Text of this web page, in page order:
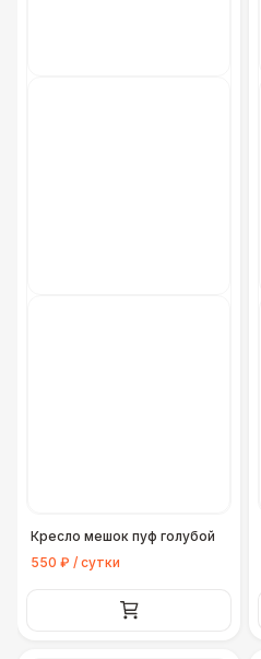
Кресло мешок пуф голубой
550 ₽ / сутки